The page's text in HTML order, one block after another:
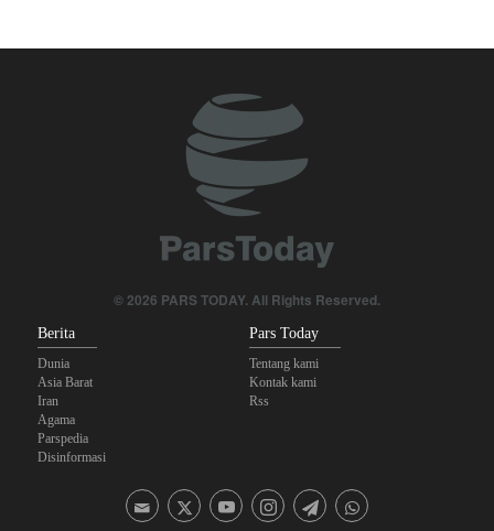
Irak: Jumlah Peziarah yang Masuk sejak Awal Muharam Capai
Pangkalan Terorisnya!
Ledakan yang Mengguncang UEA; Di Mana Jebel Ali dan
© 2026 PARS TODAY. All Rights Reserved.
Berita
Dunia
Asia Barat
Iran
Agama
Parspedia
Disinformasi
Pars Today
Tentang kami
Kontak kami
Rss